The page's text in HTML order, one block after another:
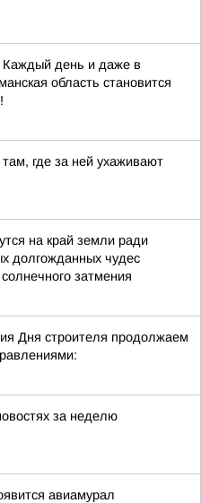
день и даже в
область становится
где за ней ухаживают
на край земли ради
долгожданных чудес
затмения
Дня строителя продолжаем
за неделю
авиамурал